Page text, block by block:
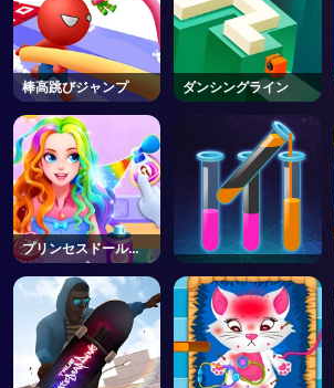
棒高跳びジャンプ ダンシングライン
プリンセスドールド
レスアップ